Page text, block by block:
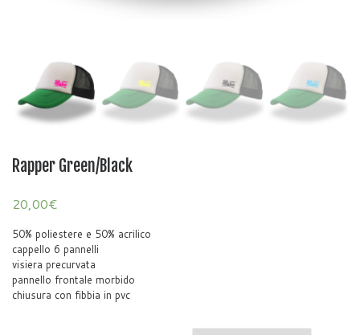
Rapper Green/Black
20,00€
50% poliestere e 50% acrilico
cappello 6 pannelli
visiera precurvata
pannello frontale morbido
chiusura con fibbia in pvc